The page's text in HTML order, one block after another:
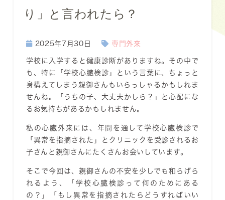
り」と言われたら？
2025年7月30日 専門外来
学校に入学すると健康診断がありますね。その中で
も、特に「学校心臓検診」という言葉に、ちょっと
身構えてしまう親御さんもいらっしゃるかもしれま
せんね。「うちの子、大丈夫かしら？」と心配にな
るお気持ちがあるかもしれません。
私の心臓外来には、年間を通して学校心臓検診で
「異常を指摘された」とクリニックを受診されるお
子さんと親御さんにたくさんお会いしています。
そこで今回は、親御さんの不安を少しでも和らげら
れるよう、「学校心臓検診って何のためにある
の？」「もし異常を指摘されたらどうすればいい